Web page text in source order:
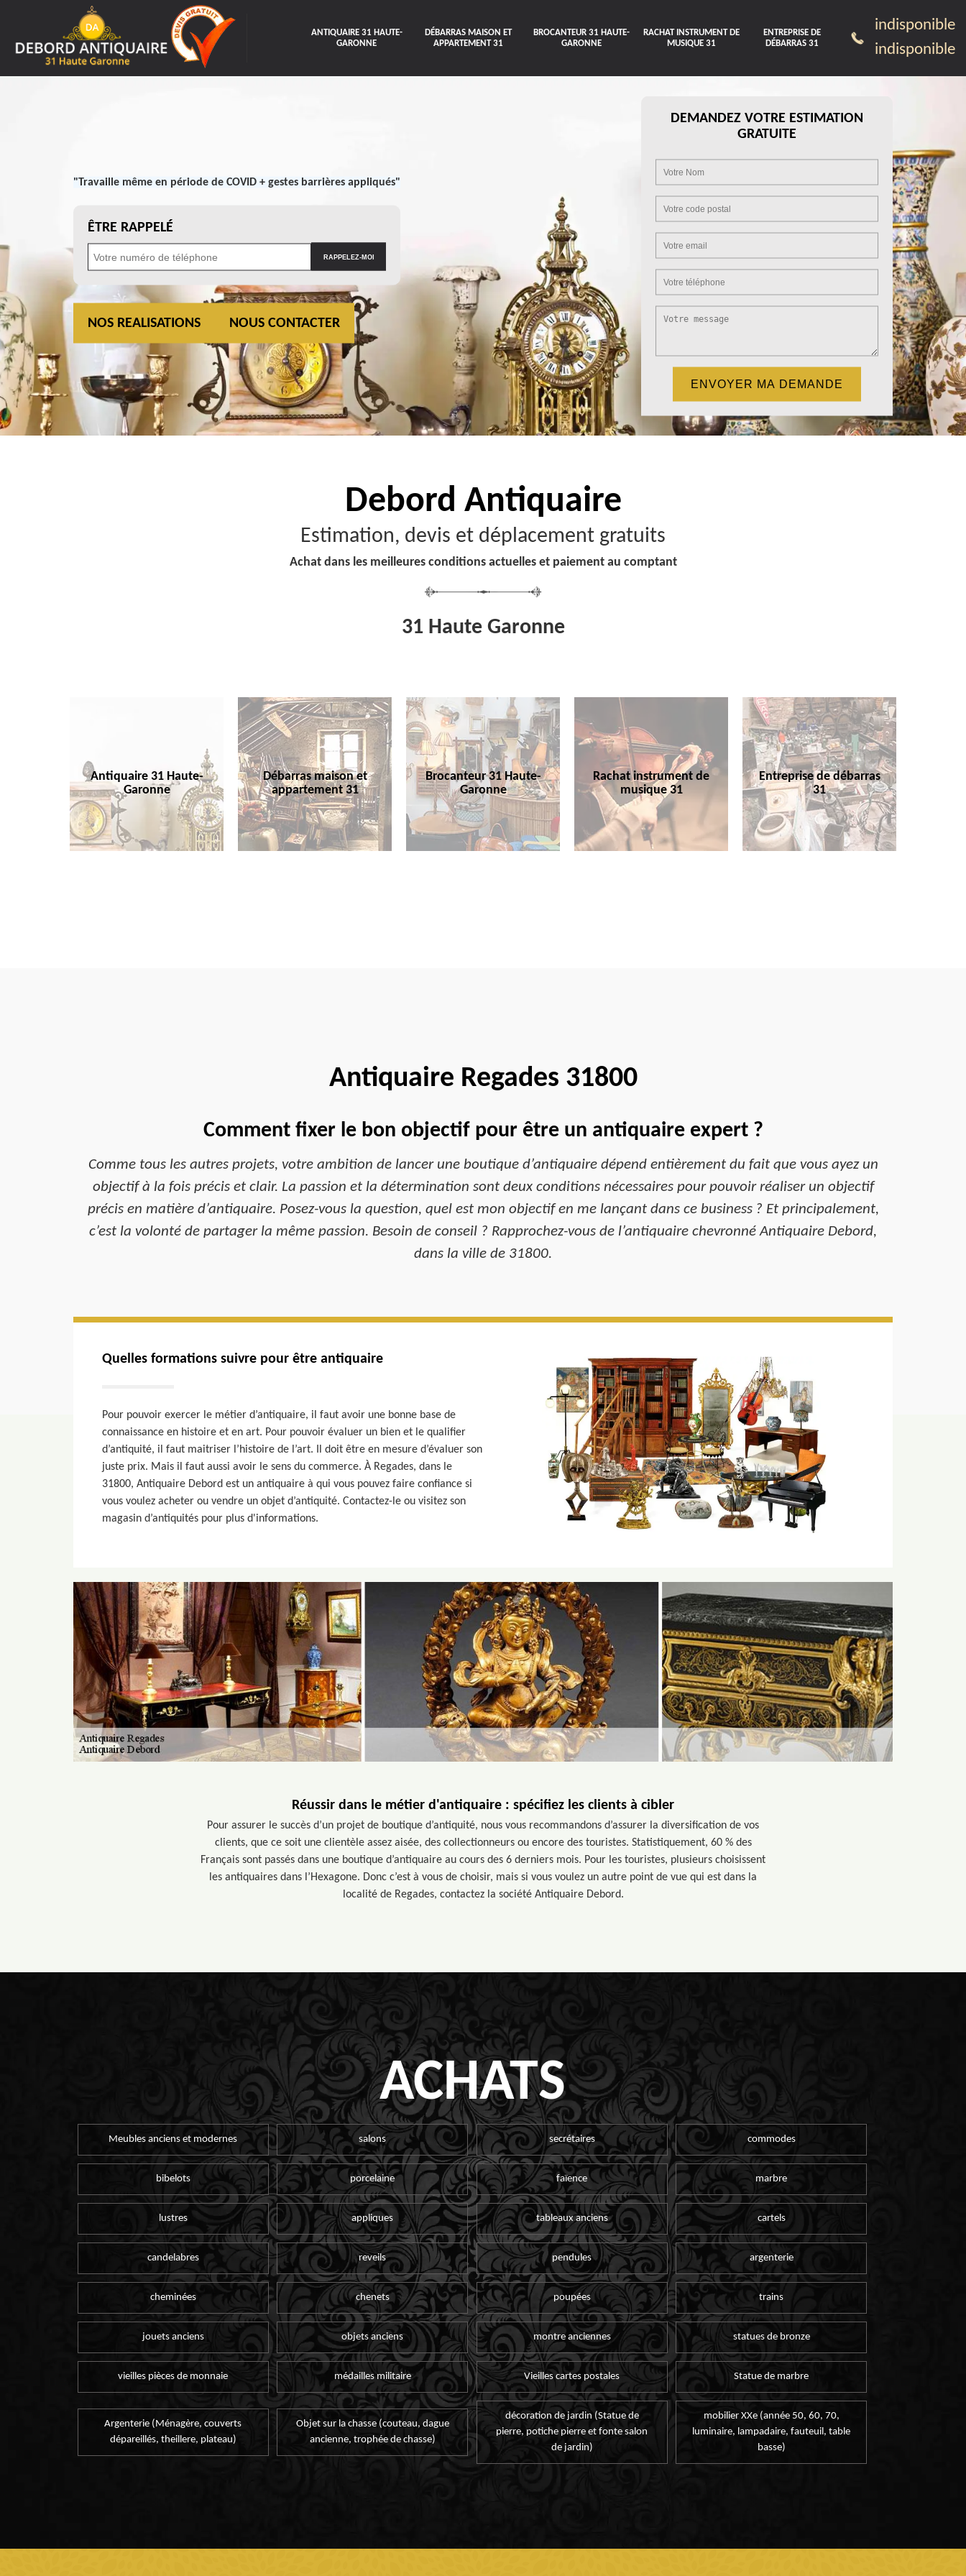
ANTIQUAIRE 31 HAUTE-
GARONNE
DÉBARRAS MAISON ET
APPARTEMENT 31
BROCANTEUR 31 HAUTE-
GARONNE
RACHAT INSTRUMENT DE
MUSIQUE 31
ENTREPRISE DE
DÉBARRAS 31
indisponible
indisponible
"Travaille même en période de COVID + gestes barrières appliqués"
ÊTRE RAPPELÉ
NOS REALISATIONS NOUS CONTACTER
DEMANDEZ VOTRE ESTIMATION
GRATUITE
Debord Antiquaire
Estimation, devis et déplacement gratuits
Achat dans les meilleures conditions actuelles et paiement au comptant
31 Haute Garonne
Antiquaire 31 Haute-
Garonne
Débarras maison et
appartement 31
Brocanteur 31 Haute-
Garonne
Rachat instrument de
musique 31
Entreprise de débarras
31
Antiquaire Regades 31800
Comment fixer le bon objectif pour être un antiquaire expert ?
Comme tous les autres projets, votre ambition de lancer une boutique d’antiquaire dépend entièrement du fait que vous ayez un
objectif à la fois précis et clair. La passion et la détermination sont deux conditions nécessaires pour pouvoir réaliser un objectif
précis en matière d’antiquaire. Posez-vous la question, quel est mon objectif en me lançant dans ce business ? Et principalement,
c’est la volonté de partager la même passion. Besoin de conseil ? Rapprochez-vous de l’antiquaire chevronné Antiquaire Debord,
dans la ville de 31800.
Quelles formations suivre pour être antiquaire
Pour pouvoir exercer le métier d’antiquaire, il faut avoir une bonne base de
connaissance en histoire et en art. Pour pouvoir évaluer un bien et le qualifier
d’antiquité, il faut maitriser l’histoire de l’art. Il doit être en mesure d’évaluer son
juste prix. Mais il faut aussi avoir le sens du commerce. À Regades, dans le
31800, Antiquaire Debord est un antiquaire à qui vous pouvez faire confiance si
vous voulez acheter ou vendre un objet d’antiquité. Contactez-le ou visitez son
magasin d’antiquités pour plus d'informations.
Réussir dans le métier d'antiquaire : spécifiez les clients à cibler
Pour assurer le succès d’un projet de boutique d’antiquité, nous vous recommandons d’assurer la diversification de vos
clients, que ce soit une clientèle assez aisée, des collectionneurs ou encore des touristes. Statistiquement, 60 % des
Français sont passés dans une boutique d’antiquaire au cours des 6 derniers mois. Pour les touristes, plusieurs choisissent
les antiquaires dans l’Hexagone. Donc c’est à vous de choisir, mais si vous voulez un autre point de vue qui est dans la
localité de Regades, contactez la société Antiquaire Debord.
ACHATS
Meubles anciens et modernes salons secrétaires commodes
bibelots porcelaine faïence marbre
lustres appliques tableaux anciens cartels
candelabres reveils pendules argenterie
cheminées chenets poupées trains
jouets anciens objets anciens montre anciennes statues de bronze
vieilles pièces de monnaie médailles militaire Vieilles cartes postales Statue de marbre
Argenterie (Ménagère, couverts
dépareillés, theillere, plateau)
Objet sur la chasse (couteau, dague
ancienne, trophée de chasse)
décoration de jardin (Statue de
pierre, potiche pierre et fonte salon
de jardin)
mobilier XXe (année 50, 60, 70,
luminaire, lampadaire, fauteuil, table
basse)